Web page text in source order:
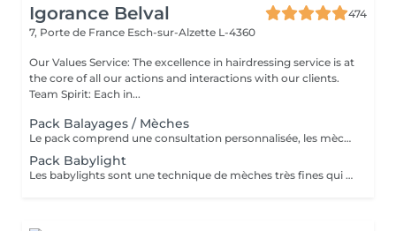
Igorance Belval
474
7, Porte de France Esch-sur-Alzette L-4360
Our Values Service: The excellence in hairdressing service is at
the core of all our actions and interactions with our clients.
Team Spirit: Each in...
Pack Balayages / Mèches
Le pack comprend une consultation personnalisée, les mèches avec les produits LOREAL PROFESSIONNEL, shampooing et conditionneur spécifiques REDKEN, le séchage et les produits de styling REDKEN Option Coupe : la coupe IGORANCE, ( finition sur cheveux sec), le séchage et les produits de styling REDKEN. * Tarifs à titre indicatifs à confirmer après la consultation personnalisée établit auprès de votre coiffeur/stylist/spécialiste * La direction se réserve le droit d’apporter des modifications pour le bon fonctionnement du salon
Pack Babylight
Les babylights sont une technique de mèches très fines qui donne un résultat lumineux. Le pack comprend une consultation personnalisée, des babylights avec les produits LOREAL PROFESSIONNEL, shampooing et conditionneur spécifiques REDKEN, le séchage et les produits de styling REDKEN Option Coupe : la coupe IGORANCE, ( finition sur cheveux sec), le séchage et les produits de styling REDKEN. * Tarifs à titre indicatifs à confirmer après la consultation personnalisée établit auprès de votre coiffeur/stylist/spécialiste * La direction se réserve le droit d’apporter des modifications pour le bon fonctionnement du salon